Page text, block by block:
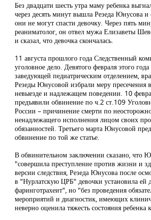
Без двадцати шесть утра маму ребенка
через десять минут вышла Резеда Юнусова
они не могут спасти девочку. Через пять
реаниматолог, он отвел мужа Елизаветы
и сказал, что девочка скончалась.
11 августа прошлого года Следственный
уголовное дело. Девятого февраля этого
заведующей педиатрическим отделением,
Резеды Юнусовой избрали меру пресечения
невыезде и надлежащем поведении. 10
предъявили обвинение по ч.2 ст.109
России – причинение смерти по
ненадлежащего исполнения лицом своих
обязанностей. Третьего марта Юнусовой
обвинение по той же статье.
В обвинительном заключении сказано, что
"совершила преступление против жизни и
версии следствия, Резеда Юнусова после
в "Нурлатскую ЦРБ" девочки установила ей
фаринготрахеит", но "без проведения
мероприятий и диагностик, имеющих
неверно оценила тяжесть состояния